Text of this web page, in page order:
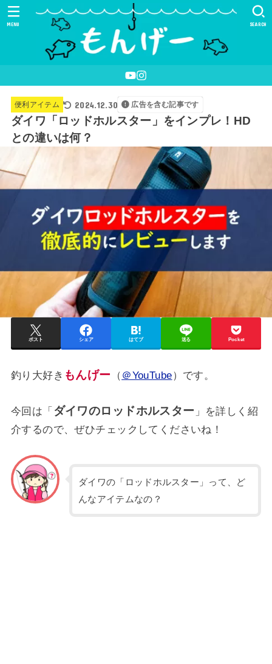
SEARCH
MENU
便利アイテム 2024.12.30 広告を含む記事です
ダイワ「ロッドホルスター」をインプレ！HD
との違いは何？
ポスト シェア はてブ 送る Pocket
釣り大好き もんげー （ ＠YouTube）です。
今回は「 ダイワのロッドホルスター 」を詳しく紹
介するので、ぜひチェックしてくださいね！
ダイワの「ロッドホルスター」って、ど
んなアイテムなの？